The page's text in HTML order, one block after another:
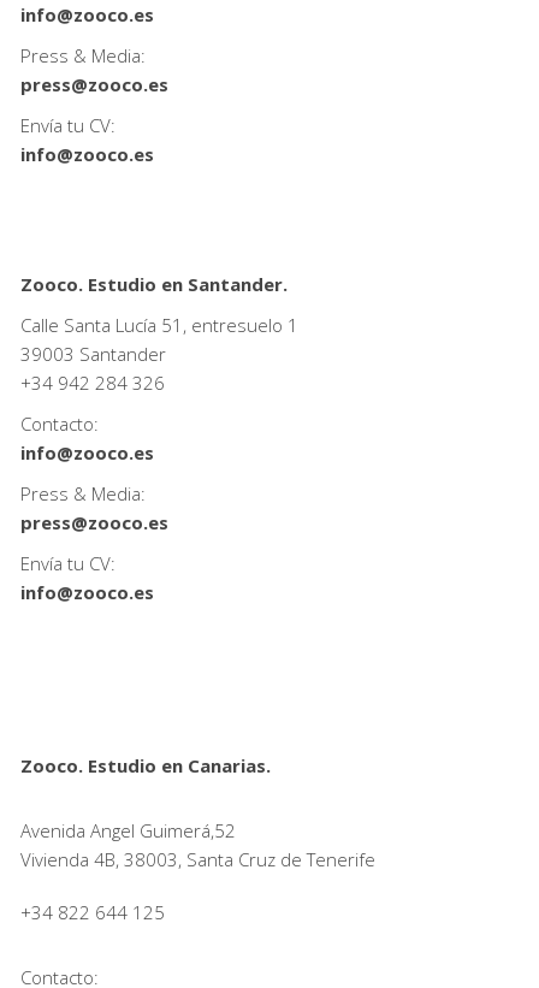
info@zooco.es
Press & Media:
press@zooco.es
Envía tu CV:
info@zooco.es
Zooco. Estudio en Santander.
Calle Santa Lucía 51, entresuelo 1
39003 Santander
+34 942 284 326
Contacto:
info@zooco.es
Press & Media:
press@zooco.es
Envía tu CV:
info@zooco.es
Zooco. Estudio en Canarias.
Avenida Angel Guimerá,52
Vivienda 4B, 38003, Santa Cruz de Tenerife
+34 822 644 125
Contacto: